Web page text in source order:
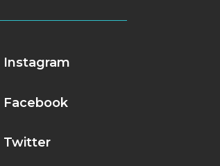
Instagram
Facebook
Twitter